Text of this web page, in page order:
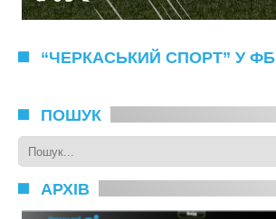
“ЧЕРКАСЬКИЙ СПОРТ” У ФБ
ПОШУК
АРХІВ